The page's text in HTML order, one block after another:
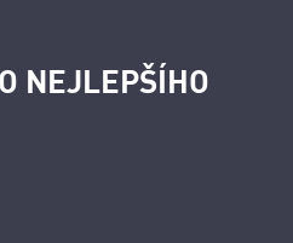
NEJLEPŠÍHO